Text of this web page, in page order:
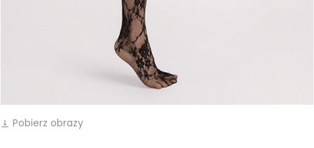
vertical_align_bottom Pobierz obrazy